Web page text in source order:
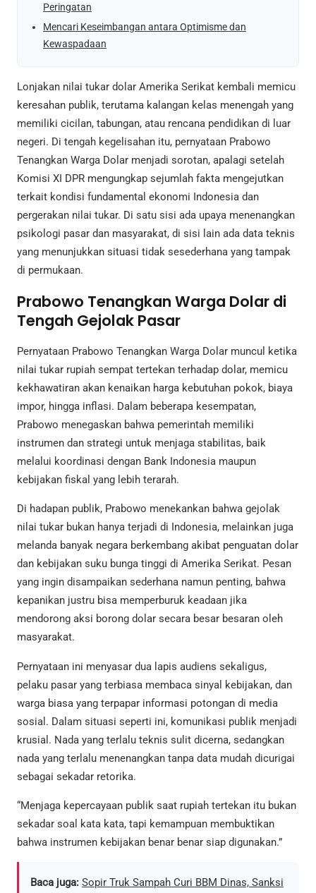
Peringatan
Mencari Keseimbangan antara Optimisme dan
Kewaspadaan
Lonjakan nilai tukar dolar Amerika Serikat kembali memicu
keresahan publik, terutama kalangan kelas menengah yang
memiliki cicilan, tabungan, atau rencana pendidikan di luar
negeri. Di tengah kegelisahan itu, pernyataan Prabowo
Tenangkan Warga Dolar menjadi sorotan, apalagi setelah
Komisi XI DPR mengungkap sejumlah fakta mengejutkan
terkait kondisi fundamental ekonomi Indonesia dan
pergerakan nilai tukar. Di satu sisi ada upaya menenangkan
psikologi pasar dan masyarakat, di sisi lain ada data teknis
yang menunjukkan situasi tidak sesederhana yang tampak
di permukaan.
Prabowo Tenangkan Warga Dolar di
Tengah Gejolak Pasar
Pernyataan Prabowo Tenangkan Warga Dolar muncul ketika
nilai tukar rupiah sempat tertekan terhadap dolar, memicu
kekhawatiran akan kenaikan harga kebutuhan pokok, biaya
impor, hingga inflasi. Dalam beberapa kesempatan,
Prabowo menegaskan bahwa pemerintah memiliki
instrumen dan strategi untuk menjaga stabilitas, baik
melalui koordinasi dengan Bank Indonesia maupun
kebijakan fiskal yang lebih terarah.
Di hadapan publik, Prabowo menekankan bahwa gejolak
nilai tukar bukan hanya terjadi di Indonesia, melainkan juga
melanda banyak negara berkembang akibat penguatan dolar
dan kebijakan suku bunga tinggi di Amerika Serikat. Pesan
yang ingin disampaikan sederhana namun penting, bahwa
kepanikan justru bisa memperburuk keadaan jika
mendorong aksi borong dolar secara besar besaran oleh
masyarakat.
Pernyataan ini menyasar dua lapis audiens sekaligus,
pelaku pasar yang terbiasa membaca sinyal kebijakan, dan
warga biasa yang terpapar informasi potongan di media
sosial. Dalam situasi seperti ini, komunikasi publik menjadi
krusial. Nada yang terlalu teknis sulit dicerna, sedangkan
nada yang terlalu menenangkan tanpa data mudah dicurigai
sebagai sekadar retorika.
“Menjaga kepercayaan publik saat rupiah tertekan itu bukan
sekadar soal kata kata, tapi kemampuan membuktikan
bahwa instrumen kebijakan benar benar siap digunakan.”
Baca juga: Sopir Truk Sampah Curi BBM Dinas, Sanksi